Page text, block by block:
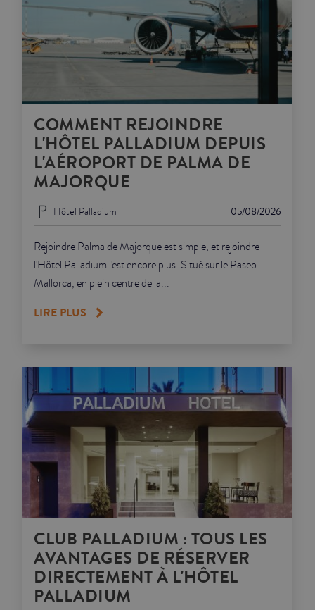
COMMENT REJOINDRE
L'HÔTEL PALLADIUM DEPUIS
L'AÉROPORT DE PALMA DE
MAJORQUE
05/08/2026
Hôtel Palladium
Rejoindre Palma de Majorque est simple, et rejoindre
l'Hôtel Palladium l'est encore plus. Situé sur le Paseo
Mallorca, en plein centre de la...
LIRE PLUS
CLUB PALLADIUM : TOUS LES
AVANTAGES DE RÉSERVER
DIRECTEMENT À L'HÔTEL
PALLADIUM